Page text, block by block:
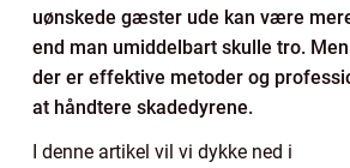
uønskede gæster ude kan være
end man umiddelbart skulle tro.
der er effektive metoder og
at håndtere skadedyrene.
I denne artikel vil vi dykke ned i